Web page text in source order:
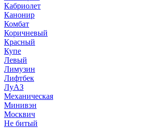
Кабриолет
Канонир
Комбат
Коричневый
Красный
Купе
Левый
Лимузин
Лифтбек
ЛуАЗ
Механическая
Минивэн
Москвич
Не битый